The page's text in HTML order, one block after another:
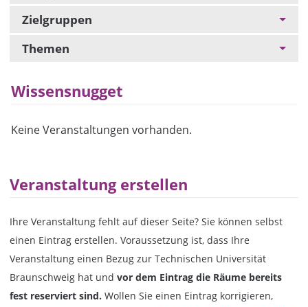
Zielgruppen
Themen
Wissensnugget
Keine Veranstaltungen vorhanden.
Veranstaltung erstellen
Ihre Veranstaltung fehlt auf dieser Seite? Sie können selbst
einen Eintrag erstellen. Voraussetzung ist, dass Ihre
Veranstaltung einen Bezug zur Technischen Universität
Braunschweig hat undvor dem Eintrag die Räume bereits
fest reserviert sind. Wollen Sie einen Eintrag korrigieren,